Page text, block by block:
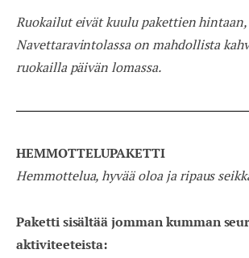
Ruokailut eivät kuulu pakettien
Navettaravintolassa on mahdollista
ruokailla päivän lomassa.
HEMMOTTELUPAKETTI
Hemmottelua, hyvää oloa ja ripaus
Paketti sisältää jomman kumman
aktiviteeteista: